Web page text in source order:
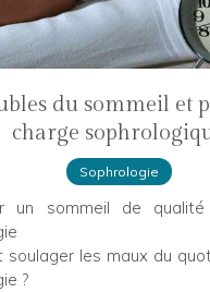
du sommeil et
charge
Sophrologie
un sommeil de
soulager les maux du
?